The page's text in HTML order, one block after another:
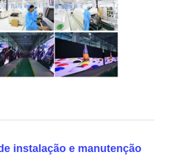
instalação e manutenção